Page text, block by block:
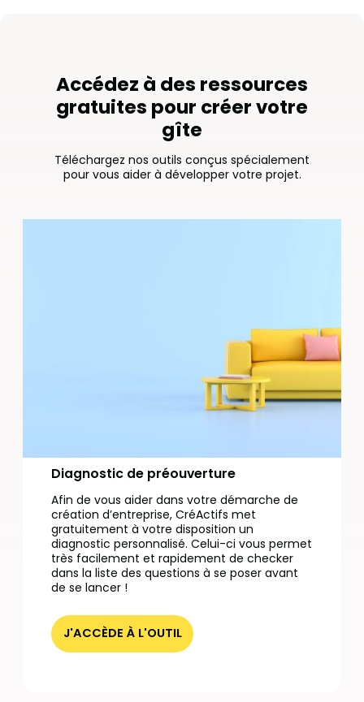
Accédez à des ressources
gratuites pour créer votre
gîte
Téléchargez nos outils conçus spécialement
pour vous aider à développer votre projet.
Diagnostic de préouverture
Afin de vous aider dans votre démarche de
création d’entreprise, CréActifs met
gratuitement à votre disposition un
diagnostic personnalisé. Celui-ci vous permet
très facilement et rapidement de checker
dans la liste des questions à se poser avant
de se lancer !
J'ACCÈDE À L'OUTIL